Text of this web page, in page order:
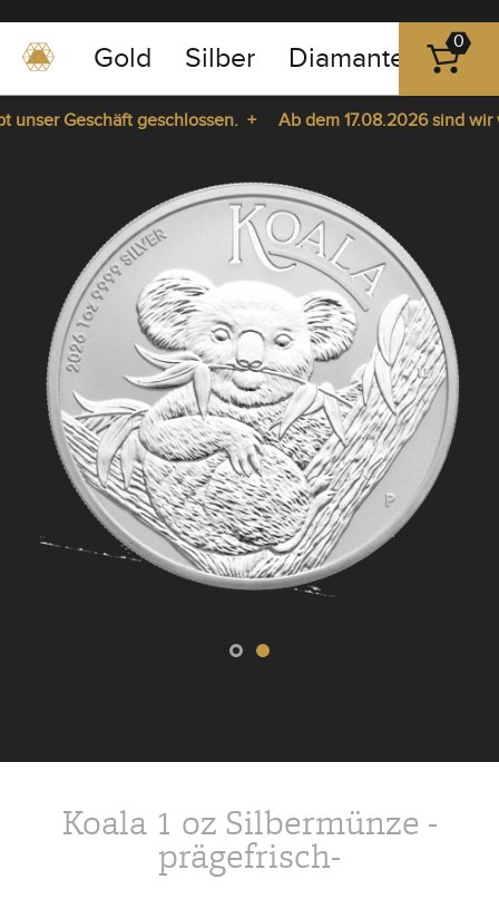
0351
-
43
Gold Silber Diamanten
0
Geschäft geschlossen. +
Ab dem 17.08.2026 sind wir
Koala 1 oz Silbermünze -
prägefrisch-